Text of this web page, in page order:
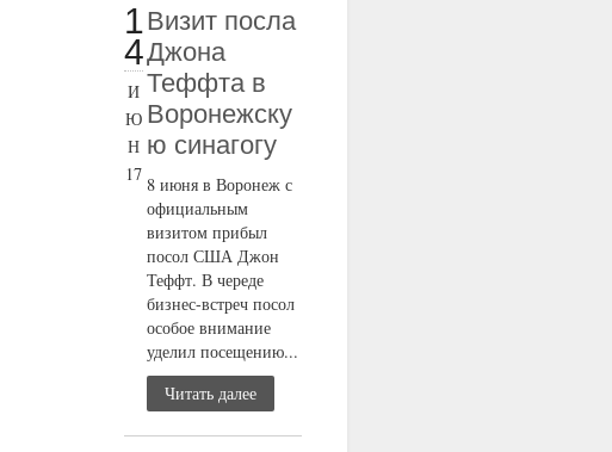
1
4
И
Ю
Н
17
Визит посла
Джона
Теффта в
Воронежску
ю синагогу
8 июня в Воронеж с
официальным
визитом прибыл
посол США Джон
Теффт. В череде
бизнес-встреч посол
особое внимание
уделил посещению...
Читать далее